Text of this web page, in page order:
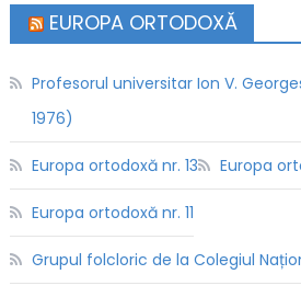
EUROPA ORTODOXĂ
Profesorul universitar Ion V.
1976)
Europa ortodoxă nr. 13 Europa
Europa ortodoxă nr. 11
Grupul folcloric de la Colegiul